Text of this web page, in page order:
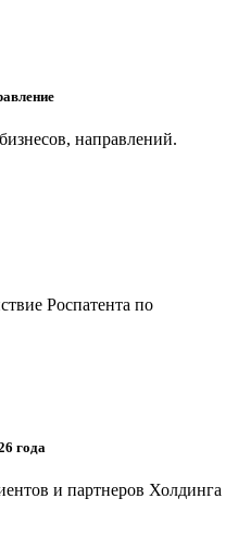
направлений.
Роспатента по
года
и партнеров Холдинга